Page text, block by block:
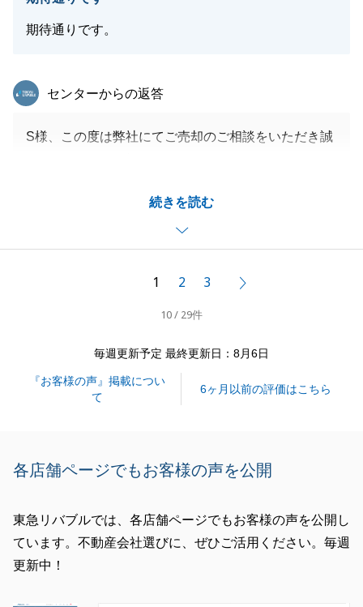
期待通りです。
続きを読む
東急リバブル
センターからの返答
S様、この度は弊社にてご売却のご相談をいただき誠
方からこちらに出向いていただき諸手続きにご協力い
今回のお取引だけでなく、お困り事がございましたら
1 2 3
10 / 29件
毎週更新予定 最終更新日：8月6日
『お客様の声』掲載につい
て
6ヶ月以前の評価はこちら
各店舗ページでもお客様の声を公開
東急リバブルでは、各店舗ページでもお客様の声を公開し
ています。不動産会社選びに、ぜひご活用ください。毎週
更新中！